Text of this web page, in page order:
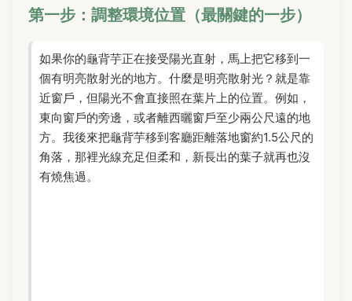
第一步：調整環境位置（最關鍵的一步）
如果你的龜背芋正在接受陽光直射，馬上把它移到一
個有明亮散射光的地方。什麼是明亮散射光？就是靠
近窗戶，但陽光不會直接照在葉片上的位置。例如，
東向窗戶的旁邊，或者離西曬窗戶至少兩公尺遠的地
方。我後來把龜背芋移到客廳距離落地窗約1.5公尺的
角落，那裡光線充足但柔和，新長出的葉子就再也沒
有燒焦過。